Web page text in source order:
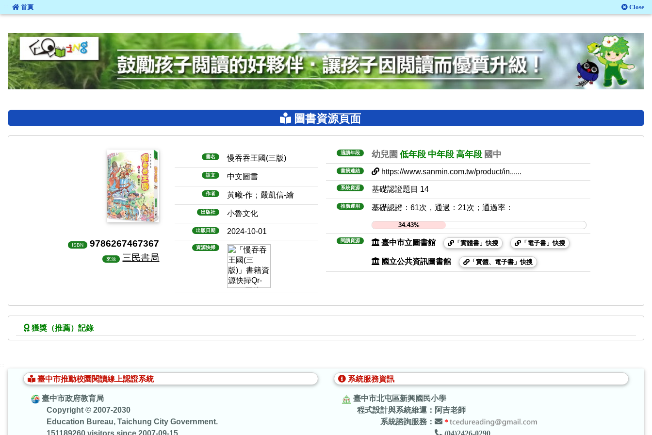
::: 首頁 Close
圖書資源頁面
ISBN 9786267467367
來源 三民書局
書名 慢吞吞王國(三版)
語文 中文圖書
作者 黃曦-作；嚴凱信-繪
出版社 小魯文化
出版日期 2024-10-01
資源快掃
適讀年段 幼兒園 低年段 中年段 高年段 國中
書摘連結 https://www.sanmin.com.tw/product/in......
系統資源 基礎認證題目 14
推廣運用 基礎認證：61次，通過：21次；通過率：
34.43%
閱讀資源 臺中市立圖書館 「實體書」快搜 「電子書」快搜
國立公共資訊圖書館 「實體、電子書」快搜
獲獎（推薦）記錄
臺中市推動校園閱讀線上認證系統
臺中市政府教育局
Copyright © 2007-2030
Education Bureau, Taichung City Government.
系統服務資訊
臺中市北屯區新興國民小學
程式設計與系統維運：阿吉老師
系統諮詢服務：
*
(04)2426-0290